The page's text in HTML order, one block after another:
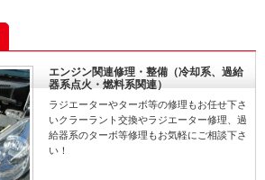
エンジン関連修理・整備（冷却系、過給
器系点火・燃料系関連）
ラジエーターやターボ等の修理もお任せ下さ
いクラーラント交換やラジエーター修理、過
給器系のターボ等修理もお気軽にご相談下さ
い！